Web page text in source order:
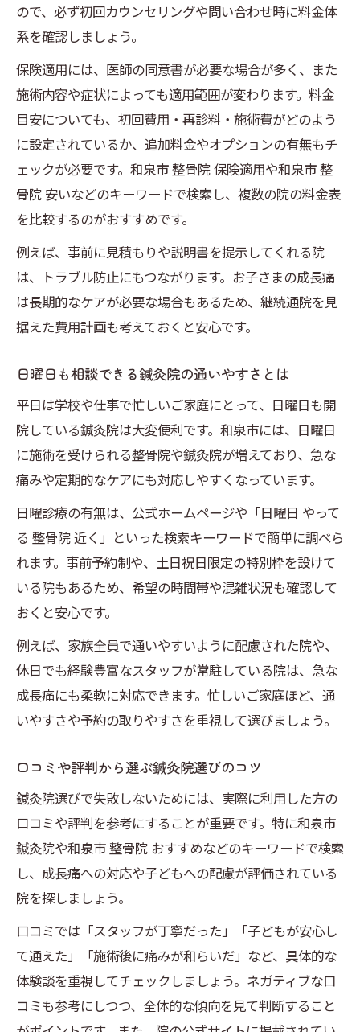
ので、必ず初回カウンセリングや問い合わせ時に料金体
系を確認しましょう。
保険適用には、医師の同意書が必要な場合が多く、また
施術内容や症状によっても適用範囲が変わります。料金
目安についても、初回費用・再診料・施術費がどのよう
に設定されているか、追加料金やオプションの有無もチ
ェックが必要です。和泉市 整骨院 保険適用や和泉市 整
骨院 安いなどのキーワードで検索し、複数の院の料金表
を比較するのがおすすめです。
例えば、事前に見積もりや説明書を提示してくれる院
は、トラブル防止にもつながります。お子さまの成長痛
は長期的なケアが必要な場合もあるため、継続通院を見
据えた費用計画も考えておくと安心です。
日曜日も相談できる鍼灸院の通いやすさとは
平日は学校や仕事で忙しいご家庭にとって、日曜日も開
院している鍼灸院は大変便利です。和泉市には、日曜日
に施術を受けられる整骨院や鍼灸院が増えており、急な
痛みや定期的なケアにも対応しやすくなっています。
日曜診療の有無は、公式ホームページや「日曜日 やって
る 整骨院 近く」といった検索キーワードで簡単に調べら
れます。事前予約制や、土日祝日限定の特別枠を設けて
いる院もあるため、希望の時間帯や混雑状況も確認して
おくと安心です。
例えば、家族全員で通いやすいように配慮された院や、
休日でも経験豊富なスタッフが常駐している院は、急な
成長痛にも柔軟に対応できます。忙しいご家庭ほど、通
いやすさや予約の取りやすさを重視して選びましょう。
口コミや評判から選ぶ鍼灸院選びのコツ
鍼灸院選びで失敗しないためには、実際に利用した方の
口コミや評判を参考にすることが重要です。特に和泉市
鍼灸院や和泉市 整骨院 おすすめなどのキーワードで検索
し、成長痛への対応や子どもへの配慮が評価されている
院を探しましょう。
口コミでは「スタッフが丁寧だった」「子どもが安心し
て通えた」「施術後に痛みが和らいだ」など、具体的な
体験談を重視してチェックしましょう。ネガティブな口
コミも参考にしつつ、全体的な傾向を見て判断すること